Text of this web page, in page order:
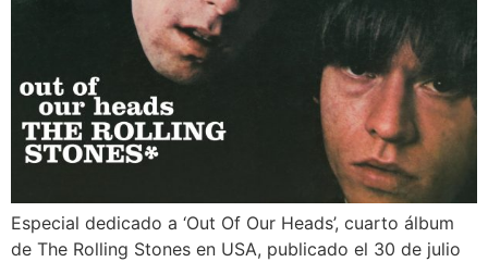
Especial dedicado a ‘Out Of Our Heads’, cuarto álbum
de The Rolling Stones en USA, publicado el 30 de julio